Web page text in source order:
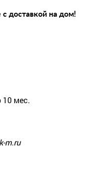
доставкой на дом!
10 мес.
m.ru